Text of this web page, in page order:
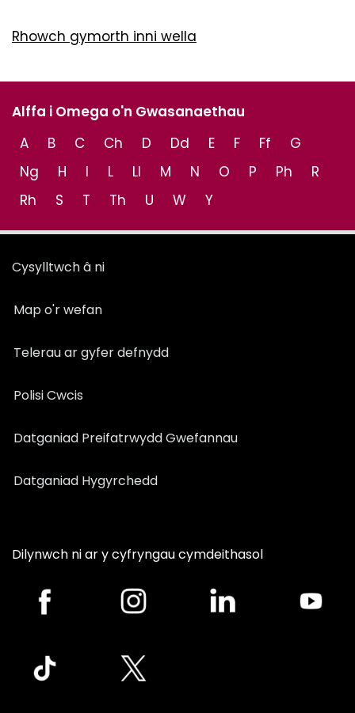
Rhowch gymorth inni wella
Alffa i Omega o'n Gwasanaethau
A
B C Ch D Dd E F Ff
G
Ng
H I L Ll M N O P Ph
R
Rh
S T Th U W Y
Cysylltwch â ni
Map o'r wefan
Telerau ar gyfer defnydd
Polisi Cwcis
Datganiad Preifatrwydd Gwefannau
Datganiad Hygyrchedd
Dilynwch ni ar y cyfryngau cymdeithasol